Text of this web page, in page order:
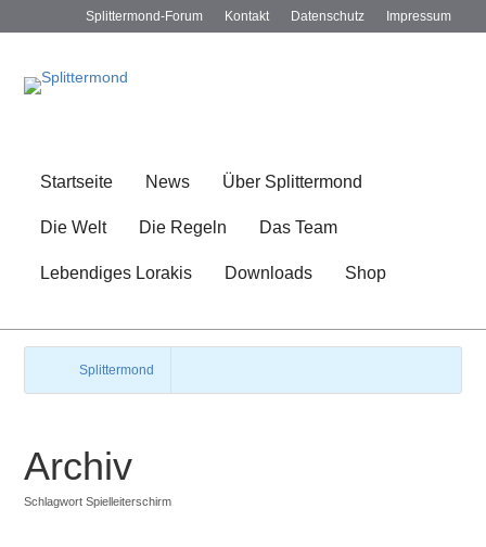
Impressum
Datenschutz
Kontakt
Splittermond-Forum
Startseite News Über Splittermond
Die Welt Die Regeln Das Team
Lebendiges Lorakis Downloads Shop
Splittermond
Archiv
Schlagwort Spielleiterschirm